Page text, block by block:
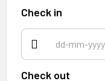
Check in
Check out